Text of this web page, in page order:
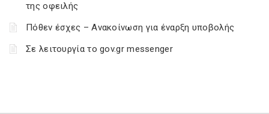
της οφειλής
Πόθεν έσχες – Ανακοίνωση για έναρξη υποβολής
Σε λειτουργία το gov.gr messenger